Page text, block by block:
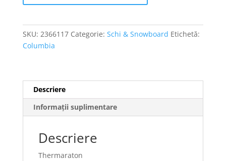
SKU: 2366117 Categorie: Schi & Snowboard Etichetă:
Columbia
Descriere
Informații suplimentare
Descriere
Thermaraton